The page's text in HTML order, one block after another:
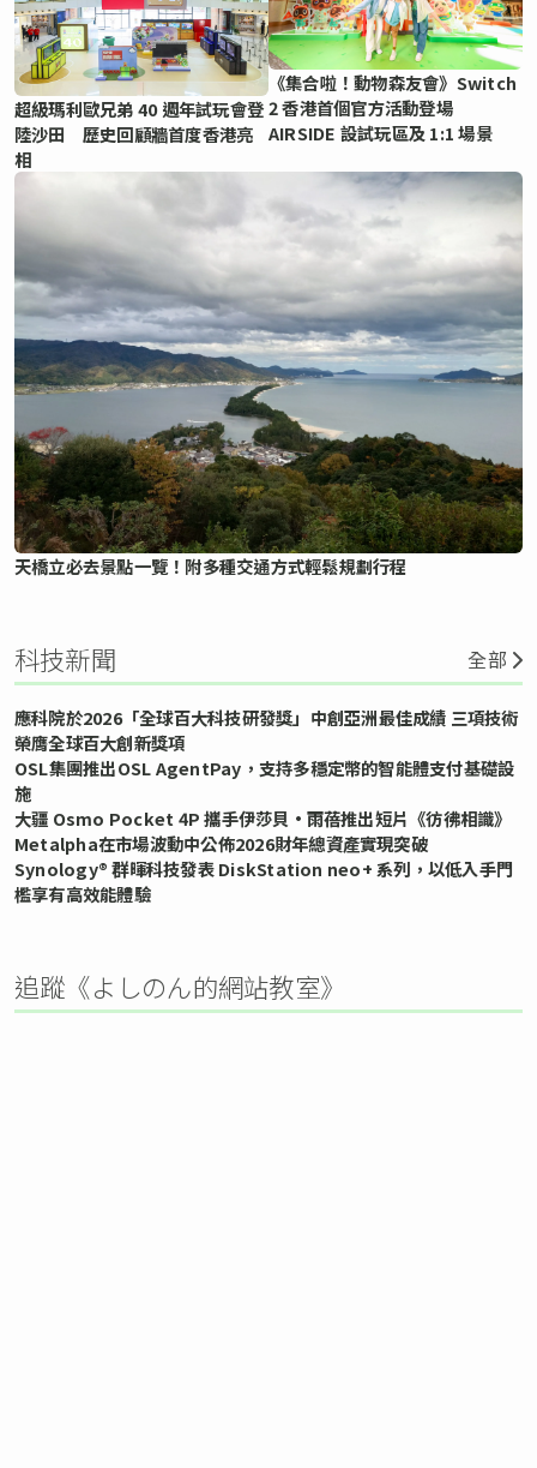
超級瑪利歐兄弟 40 週年試玩會登
陸沙田 歷史回顧牆首度香港亮
相
《集合啦！動物森友會》Switch
2 香港首個官方活動登場
AIRSIDE 設試玩區及 1:1 場景
天橋立必去景點一覽！附多種交通方式輕鬆規劃行程
科技新聞 全部
應科院於2026「全球百大科技研發獎」中創亞洲最佳成績 三項技術
榮膺全球百大創新獎項
OSL集團推出OSL AgentPay，支持多穩定幣的智能體支付基礎設
施
大疆 Osmo Pocket 4P 攜手伊莎貝•雨蓓推出短片《彷彿相識》
Metalpha在市場波動中公佈2026財年總資產實現突破
Synology® 群暉科技發表 DiskStation neo+ 系列，以低入手門
檻享有高效能體驗
追蹤《よしのん的網站教室》